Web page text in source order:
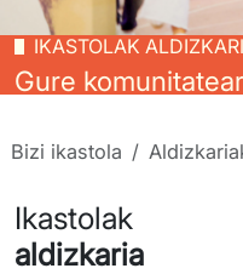
IKASTOLAK
Gure
Bizi ikastola
Ikastolak
aldizkaria